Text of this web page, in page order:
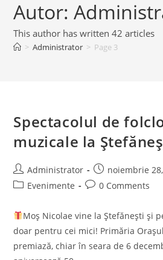
Autor:
This author has written 42 articles
> Administrator > Page 3
Spectacolul de
muzicale la
Post
author:
Administrator
Post
published:
noiembrie
PostEvenimente
Post0 Comments
Moș Nicolae vine la Ștefănești și
doar pentru cei mici! Primăria
premiază, chiar în seara de 6